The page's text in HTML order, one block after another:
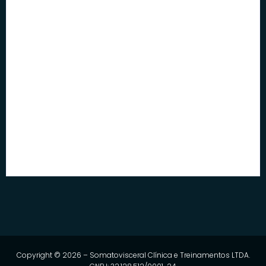
Copyright © 2026 – Somatovisceral Clínica e Treinamentos LTDA.